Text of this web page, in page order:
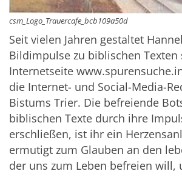
csm_Logo_Trauercafe_bcb109a50d
Seit vielen Jahren gestaltet
Bildimpulse zu biblischen
Internetseite
die Internet- und Social-Media-
Bistums Trier. Die befreiende
biblischen Texte durch ihre
erschließen, ist ihr ein
ermutigt zum Glauben an den
der uns zum Leben befreien will,